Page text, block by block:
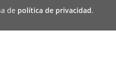
de política de privacidad.